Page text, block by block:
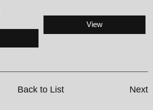
View
Back to List Next